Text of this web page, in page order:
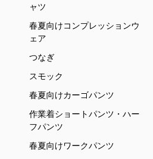
ャツ
春夏向けコンプレッションウ
ェア
つなぎ
スモック
春夏向けカーゴパンツ
作業着ショートパンツ・ハー
フパンツ
春夏向けワークパンツ